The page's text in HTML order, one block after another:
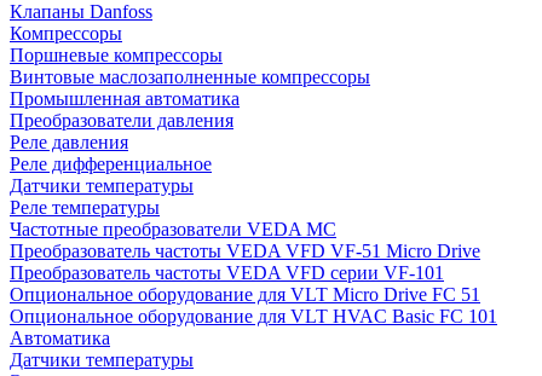
Клапаны Danfoss
Компрессоры
Поршневые компрессоры
Винтовые маслозаполненные компрессоры
Промышленная автоматика
Преобразователи давления
Реле давления
Реле дифференциальное
Датчики температуры
Реле температуры
Частотные преобразователи VEDA MC
Преобразователь частоты VEDA VFD VF-51 Micro Drive
Преобразователь частоты VEDA VFD серии VF-101
Опциональное оборудование для VLT Micro Drive FC 51
Опциональное оборудование для VLT HVAC Basic FC 101
Автоматика
Датчики температуры